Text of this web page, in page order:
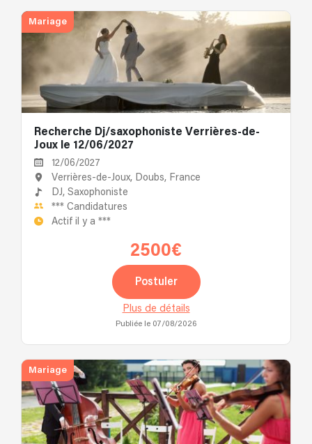
Mariage
Recherche Dj/saxophoniste Verrières-de-
Joux le 12/06/2027
12/06/2027
Verrières-de-Joux, Doubs, France
DJ, Saxophoniste
*** Candidatures
Actif il y a ***
2500€
Postuler
Plus de détails
Publiée le 07/08/2026
Mariage